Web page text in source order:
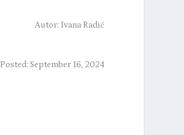
Autor: Ivana Radić
Posted: September 16, 2024